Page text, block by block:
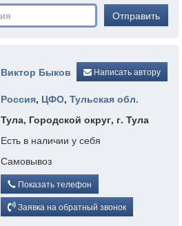
Отправить
Виктор Быков Написать автору
Россия, ЦФО, Тульская обл.
Тула, Городской округ, г. Тула
Есть в наличии у себя
Самовывоз
Показать телефон
Заявка на обратный звонок